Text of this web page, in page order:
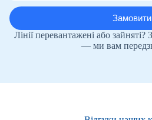
Лінії перевантажені або
— ми вам